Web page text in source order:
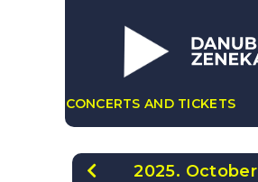
CONCERTS AND TICKETS
2025. October